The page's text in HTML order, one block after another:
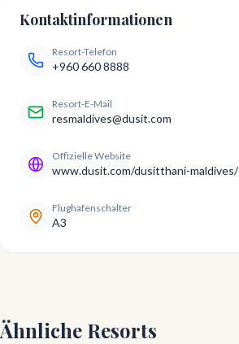
Kontaktinformationen
Resort-Telefon
+960 660 8888
Resort-E-Mail
resmaldives@dusit.com
Offizielle Website
www.dusit.com/dusitthani-maldives/
Flughafenschalter
A3
Ähnliche Resorts